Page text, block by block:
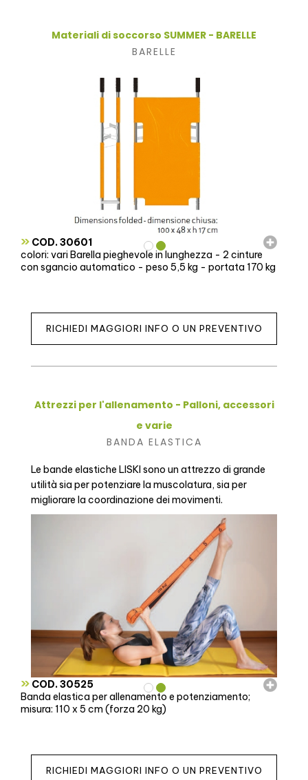
Materiali di soccorso SUMMER - BARELLE
BARELLE
» COD. 30601
colori: vari Barella pieghevole in lunghezza - 2 cinture
con sgancio automatico - peso 5,5 kg - portata 170 kg
RICHIEDI MAGGIORI INFO O UN PREVENTIVO
Attrezzi per l'allenamento - Palloni, accessori
e varie
BANDA ELASTICA
Le bande elastiche LISKI sono un attrezzo di grande
utilità sia per potenziare la muscolatura, sia per
migliorare la coordinazione dei movimenti.
» COD. 30525
Banda elastica per allenamento e potenziamento;
misura: 110 x 5 cm (forza 20 kg)
RICHIEDI MAGGIORI INFO O UN PREVENTIVO